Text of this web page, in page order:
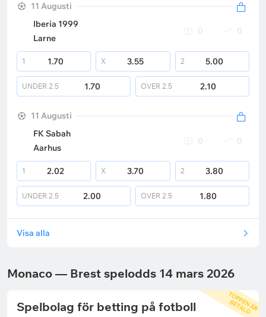
11 Augusti
Iberia 1999
Larne
0 0
1 1.70 X 3.55 2 5.00
UNDER 2.5 1.70 OVER 2.5 2.10
11 Augusti
FK Sabah
Aarhus
0 0
1 2.02 X 3.70 2 3.80
UNDER 2.5 2.00 OVER 2.5 1.80
Visa alla
Monaco — Brest spelodds 14 mars 2026
T
O
P
P
E
N
Ä
R
B
E
T
A
L
D
Spelbolag för betting på fotboll